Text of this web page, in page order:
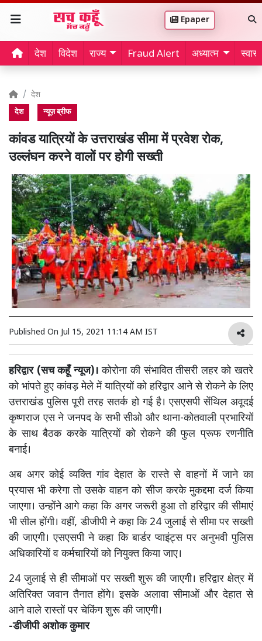
Epaper
देश विदेश राज्य Fraud Alert अध्यात्म
देश
देश न्यूज़ ब्रीफ
कांवड यात्रियों के उत्तराखंड सीमा में प्रवेश रोक,
उल्लंघन करने वालों पर होगी सख्ती
Published On Jul 15, 2021 11:14 AM IST
हरिद्वार (सच कहूँ न्यूज)। कोरोना की संभावित तीसरी लहर को खतरे
को भांपते हुए कांवड़ मेले में यात्रियों को हरिद्वार आने से रोकने के लिए
उत्तराखंड पुलिस पूरी तरह सतर्क हो गई है। एसएसपी सेंथिल अवूदई
कृष्णराज एस ने जनपद के सभी सीओ और थाना-कोतवाली प्रभारियों
के साथ बैठक करके यात्रियों को रोकने की फुल प्रूफ रणनीति
बनाई।
अब अगर कोई व्यक्ति गांव देहात के रास्ते से वाहनों में जाने का
प्रयास भी करेगा तो उसके वाहन को सीज करके मुकद्दमा दर्ज किया
जाएगा। उन्होंने आगे कहा कि अगर जरूरी हुआ तो हरिद्वार की सीमाएं
भी सील होंगी। वहीं, डीजीपी ने कहा कि 24 जुलाई से सीमा पर सख्ती
की जाएगी। एसएसपी ने कहा कि बार्डर प्वाइंट्स पर अनुभवी पुलिस
अधिकारियों व कर्मचारियों को नियुक्त किया जाए।
24 जुलाई से ही सीमाओं पर सख्ती शुरू की जाएगी। हरिद्वार क्षेत्र में
अतिरिक्त जवान तैनात होंगे। इसके अलावा सीमाओं और देहात से
आने वाले रास्तों पर चेकिंग शुरू की जाएगी।
-डीजीपी अशोक कुमार